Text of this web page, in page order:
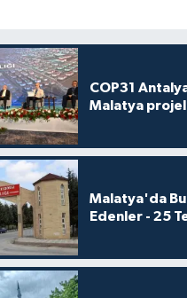
COP31
Malatya
Malatya'da
Edenler - 25